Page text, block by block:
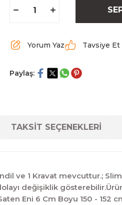
Yorum Yaz Tavsiye Et
Paylaş:
TAKSİT SEÇENEKLERİ
ve 1 Kravat mevcuttur.; Slim
değişiklik
Eni 6 Cm Boyu 150 - 152